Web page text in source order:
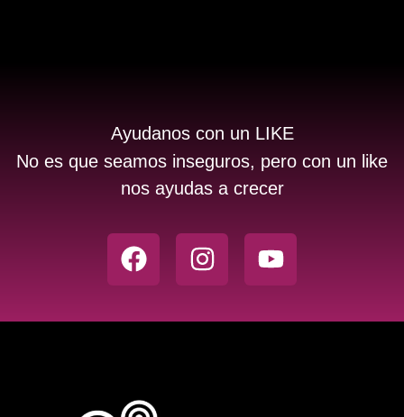
Ayudanos con un LIKE
No es que seamos inseguros, pero con un like
nos ayudas a crecer